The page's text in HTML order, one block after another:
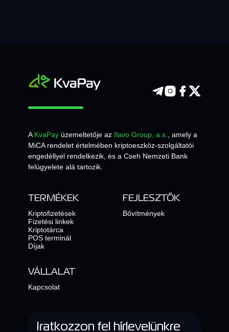
AKvaPay üzemeltetője az Ilavo Group, a.s., amely a
MiCA rendelet értelmében kriptoeszköz-szolgáltatói
engedéllyel rendelkezik, és a Cseh Nemzeti Bank
felügyelete alá tartozik.
TERMÉKEK
Kriptofizetések
Fizetési linkek
Kriptotárca
POS terminál
Díjak
FEJLESZTŐK
Bővítmények
VÁLLALAT
Kapcsolat
Iratkozzon fel hírlevelünkre